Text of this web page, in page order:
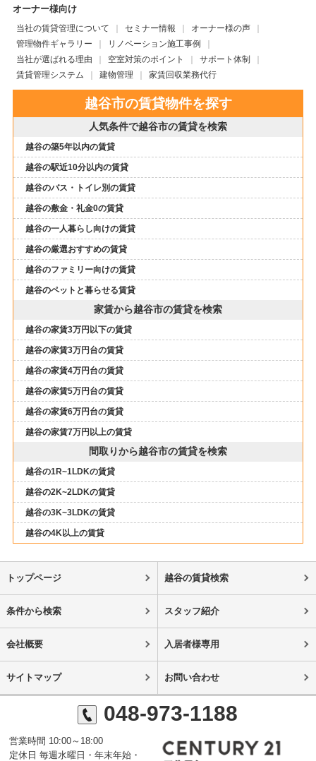
オーナー様向け
当社の賃貸管理について セミナー情報
オーナー様の声
管理物件ギャラリー
リノベーション施工事例
当社が選ばれる理由
空室対策のポイント
サポート体制
賃貸管理システム
建物管理 家賃回収業務代行
越谷市の賃貸物件を探す
人気条件で越谷市の賃貸を検索
越谷の築5年以内の賃貸
越谷の駅近10分以内の賃貸
越谷のバス・トイレ別の賃貸
越谷の敷金・礼金0の賃貸
越谷の一人暮らし向けの賃貸
越谷の厳選おすすめの賃貸
越谷のファミリー向けの賃貸
越谷のペットと暮らせる賃貸
家賃から越谷市の賃貸を検索
越谷の家賃3万円以下の賃貸
越谷の家賃3万円台の賃貸
越谷の家賃4万円台の賃貸
越谷の家賃5万円台の賃貸
越谷の家賃6万円台の賃貸
越谷の家賃7万円以上の賃貸
間取りから越谷市の賃貸を検索
越谷の1R~1LDKの賃貸
越谷の2K~2LDKの賃貸
越谷の3K~3LDKの賃貸
越谷の4K以上の賃貸
トップページ 越谷の賃貸検索
条件から検索 スタッフ紹介
会社概要 入居者様専用
サイトマップ お問い合わせ
048-973-1188
営業時間 10:00～18:00
定休日 毎週水曜日・年末年始・